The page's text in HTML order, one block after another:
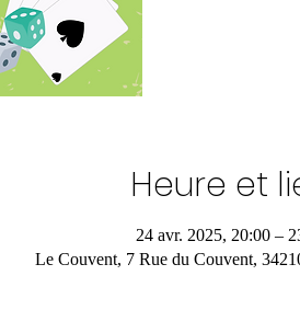
Heure et
24 avr. 2025, 20:00 –
Le Couvent, 7 Rue du Couvent,